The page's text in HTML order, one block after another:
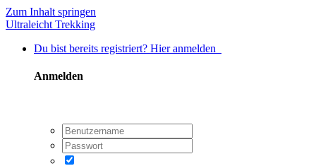
Zum Inhalt springen
Ultraleicht Trekking
Du bist bereits registriert? Hier anmelden
Anmelden